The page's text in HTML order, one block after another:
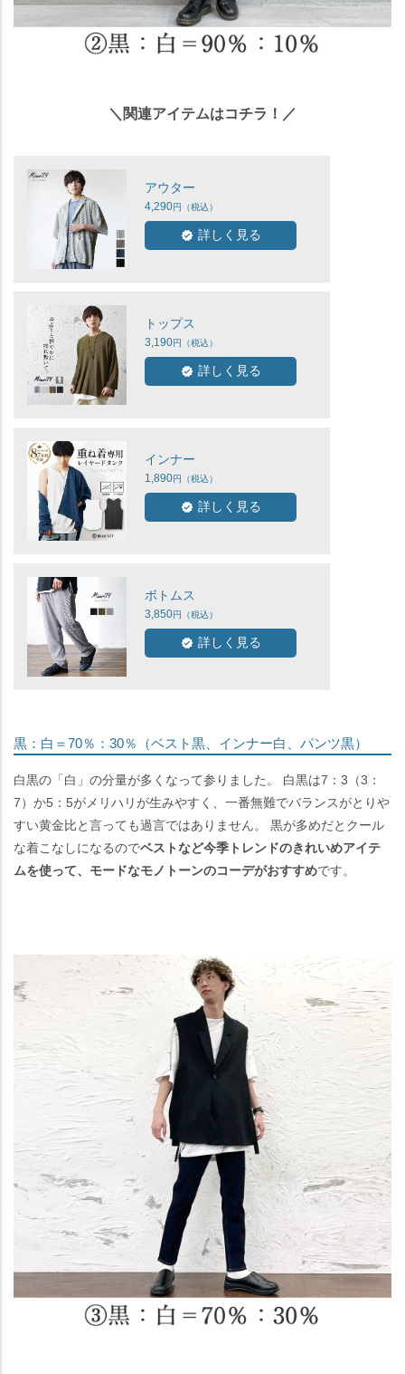
＼関連アイテムはコチラ！／
アウター
4,290
詳しく見る
トップス
3,190
詳しく見る
インナー
1,890
詳しく見る
ボトムス
3,850
詳しく見る
黒：白＝70％：30％（ベスト黒、インナー白、パンツ黒）
白黒の「白」の分量が多くなって参りました。 白黒は7：3（3：
7）か5：5がメリハリが生みやすく、一番無難でバランスがとりや
すい黄金比と言っても過言ではありません。 黒が多めだとクール
な着こなしになるのでベストなど今季トレンドのきれいめアイテ
ムを使って、モードなモノトーンのコーデがおすすめです。